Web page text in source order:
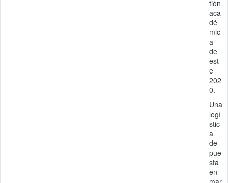
tión
aca
dé
mic
a
de
est
e
202
0.
Una
logí
stic
a
de
pue
sta
en